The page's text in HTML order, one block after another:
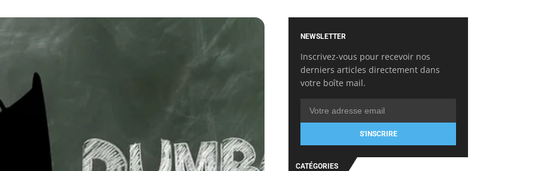
NEWSLETTER
Inscrivez-vous pour recevoir nos
derniers articles directement dans
votre boîte mail.
S'INSCRIRE
CATÉGORIES